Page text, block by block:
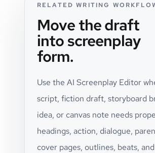
RELATED WRITING
Move the draft
into screenplay
form.
Use the AI Screenplay Editor
script, fiction draft, storyboard
idea, or canvas note needs
headings, action, dialogue,
cover pages, outlines, beats, and